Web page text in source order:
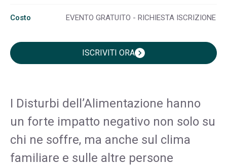
Costo EVENTO GRATUITO - RICHIESTA ISCRIZIONE
ISCRIVITI ORAchevron_right
I Disturbi dell’Alimentazione hanno
un forte impatto negativo non solo su
chi ne soffre, ma anche sul clima
familiare e sulle altre persone